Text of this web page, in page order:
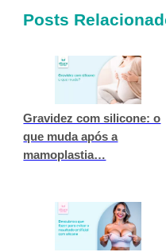
Posts
Gravidez com silicone: o
que muda após a
mamoplastia…